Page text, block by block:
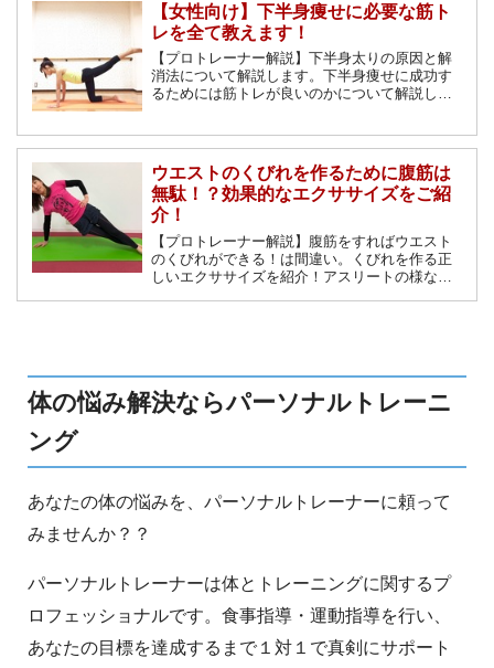
【女性向け】下半身痩せに必要な筋ト
レを全て教えます！
【プロトレーナー解説】下半身太りの原因と解
消法について解説します。下半身痩せに成功す
るためには筋トレが良いのかについて解説し、
ます。
ウエストのくびれを作るために腹筋は
無駄！？効果的なエクササイズをご紹
介！
【プロトレーナー解説】腹筋をすればウエスト
のくびれができる！は間違い。くびれを作る正
しいエクササイズを紹介！アスリートの様な美
体の悩み解決ならパーソナルトレーニ
ング
あなたの体の悩みを、パーソナルトレーナーに頼って
みませんか？？
パーソナルトレーナーは体とトレーニングに関するプ
ロフェッショナルです。食事指導・運動指導を行い、
あなたの目標を達成するまで１対１で真剣にサポート